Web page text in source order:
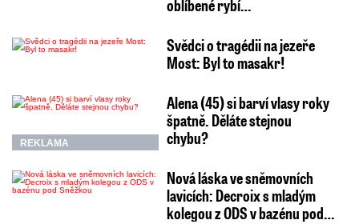
oblíbené rybí…
Svědci o tragédii na jezeře
Most: Byl to masakr!
REKLAMA
Alena (45) si barví vlasy roky
špatně. Děláte stejnou
chybu?
Nová láska ve sněmovních
lavicích: Decroix s mladým
kolegou z ODS v bazénu pod…